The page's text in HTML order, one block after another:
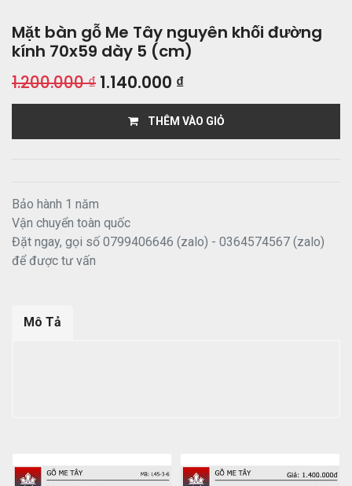
Mặt bàn gỗ Me Tây nguyên khối đường
kính 70x59 dày 5 (cm)
1.200.000₫ 1.140.000 ₫
THÊM VÀO GIỎ
Bảo hành 1 năm
Vận chuyển toàn quốc
Đặt ngay, gọi số 0799406646 (zalo) - 0364574567 (zalo)
để được tư vấn
Mô Tả